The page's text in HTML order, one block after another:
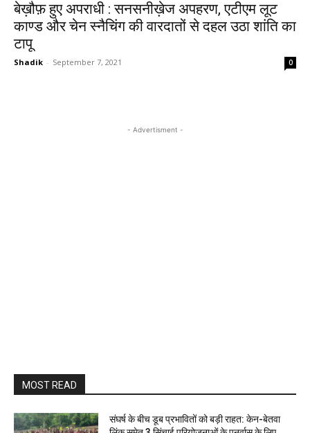
बेख़ौफ़ हुए अपराधी : सनसनीख़ेज अपहरण, एटीएम लूट
काण्ड और चेन स्नैचिंग की वारदातों से दहल उठा शांति का
टापू
Shadik - September 7, 2021 0
- Advertisment -
MOST READ
संघर्ष के बीच डूब प्रभावितों को बड़ी राहत: केन-बेतवा